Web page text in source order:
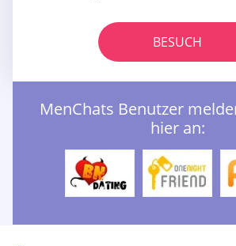
BESUCH
MenChats Benutzer
hier an: